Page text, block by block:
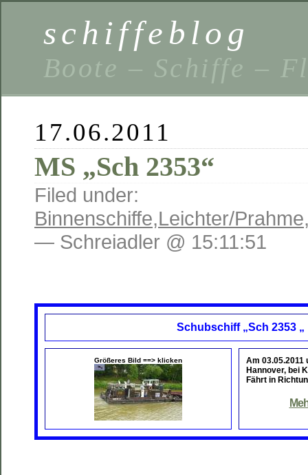
schiffeblog
Boote – Schiffe –
17.06.2011
MS „Sch 2353“
Filed under:
Binnenschiffe,Leichter/Prahme
— Schreiadler @ 15:11:51
Schubschiff „Sch 2353 „
Größeres Bild ==> klicken
Am 03.05.2011
Hannover, bei
Fährt in